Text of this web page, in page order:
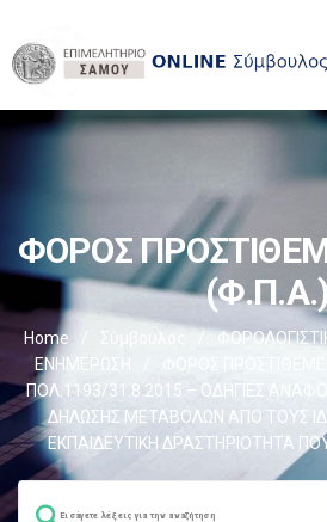
ΦΟΡΟΣ
Home Σύμβουλος /
ΕΝΗΜΕΡΩΣΗ
ΦΟΡΟΣ
ΠΟΛ.1193/31.8.2015 – ΟΔΗΓΙΕΣ
ΔΗΛΩΣΗΣ ΜΕΤΑΒΟΛΩΝ ΑΠΟ ΤΟΥΣ
ΕΚΠΑΙΔΕΥΤΙΚΗ ΔΡΑΣΤΗΡΙΟΤΗΤΑ